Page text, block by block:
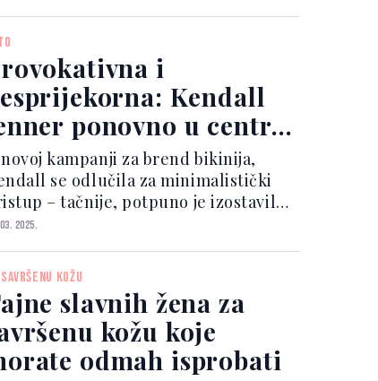
– takozvani “skant”. Nosila je
svileni top maslin...
i
Kendall
ponovno u centru
kampanji za brend bikinija,
se odlučila za minimalistički
– tačnije, potpuno je izostavila
dio kupaćeg kostima. Na
28-godišnja ljepotica pozira u
istič...
2025.
KOŽU
slavnih žena za
kožu koje
odmah isprobati